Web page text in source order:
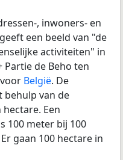
, inwoners- en
een beeld van "de
activiteiten" in
Partie de Beho ten
België. De
behulp van de
Een
100 meter bij 100
gaan 100 hectare in